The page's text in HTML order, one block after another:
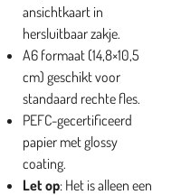
ansichtkaart in
hersluitbaar zakje.
A6 formaat (14,8×10,5
cm) geschikt voor
standaard rechte fles.
PEFC-gecertificeerd
papier met glossy
coating.
Let op: Het is alleen een